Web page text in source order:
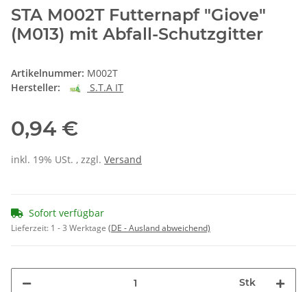
STA M002T Futternapf "Giove"
(M013) mit Abfall-Schutzgitter
Artikelnummer: M002T
Hersteller:
S.T.A IT
0,94 €
inkl. 19% USt. , zzgl. Versand
Sofort verfügbar
Lieferzeit: 1 - 3 Werktage (DE - Ausland abweichend)
Stk